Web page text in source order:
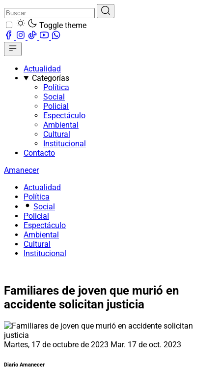
Toggle theme
Actualidad
Categorías
Política
Social
Policial
Espectáculo
Ambiental
Cultural
Institucional
Contacto
Amanecer
Actualidad
Política
Social
Policial
Espectáculo
Ambiental
Cultural
Institucional
Familiares de joven que murió en
accidente solicitan justicia
Martes, 17 de octubre de 2023 Mar. 17 de oct. 2023
Diario Amanecer